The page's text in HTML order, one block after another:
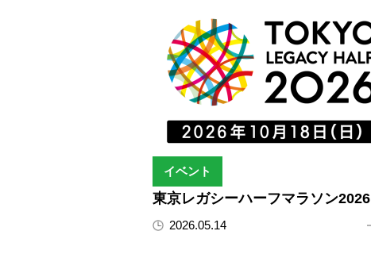
イベント
東京レガシーハーフマラソン2026
2026.05.14